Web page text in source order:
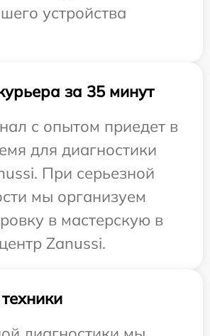
устройства
за 35 минут
с опытом приедет в
для диагностики
При серьезной
мы организуем
в мастерскую в
Zanussi.